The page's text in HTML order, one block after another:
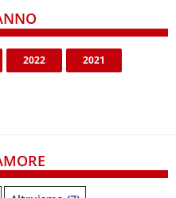
2022 2021